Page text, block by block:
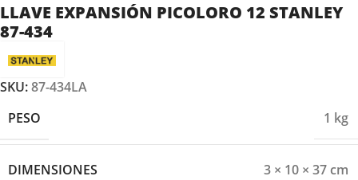
LLAVE EXPANSIÓN PICOLORO 12 STANLEY
87-434
SKU:87-434LA
PESO
1 kg
DIMENSIONES 3 × 10 × 37 cm